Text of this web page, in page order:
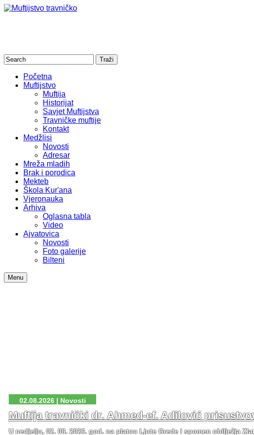
Početna
Muftijstvo
Muftija
Historijat
Savjet Muftijstva
Travničke muftije
Kontakt
Medžlisi
Novosti
Adresar
Mreža mladih
Brak i porodica
Mekteb
Škola Kur'ana
Vjeronauka
Arhiva
Oglasna tabla
Video
Ajvatovica
Novosti
Foto galerije
Bilteni
Menu
02.08.2026 | Novosti
Muftija travnički dr. Ahmed-ef. Adilović
U nedjelju, 02. 08. 2026. god. na platou Ljute Grede i spomen obilježja